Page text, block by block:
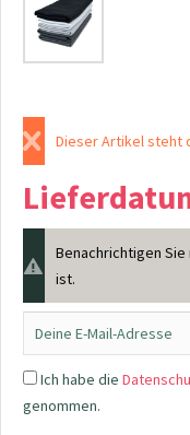
Dieser Artikel steht
Benachrichtigen
ist.
Ich habe die
genommen.